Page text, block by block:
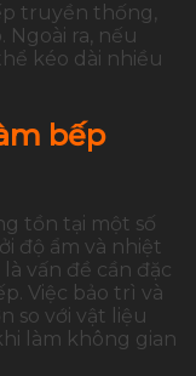
truyền thống,
Ngoài ra, nếu
kéo dài nhiều
bếp
tồn tại một số
độ ẩm và nhiệt
vấn đề cần đặc
Việc bảo trì và
so với vật liệu
làm không gian